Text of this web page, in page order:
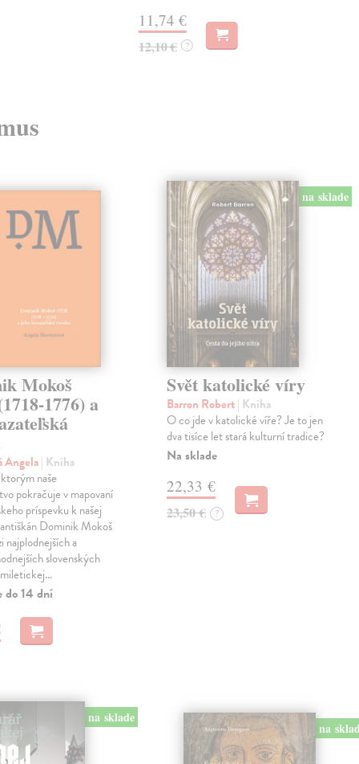
11,74 €
12,10 € ?
Mokoš
1776) a
Angela| Kniha
naše
pokračuje v mapovaní
príspevku k našej
Dominik Mokoš
najplodnejších a
slovenských
do 14 dní
na sklade
Svět katolické víry
Barron Robert| Kniha
O co jde v katolické víře? Je to jen
dva tisíce let stará kulturní tradice?
Na sklade
22,33 €
23,50 € ?
na sklade
na